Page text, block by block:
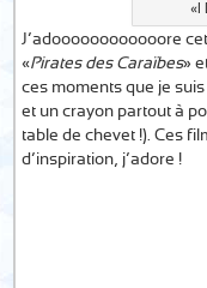
«I
J’adoooooooooooore
«Pirates des Caraïbes»
ces moments que je
et un crayon partout à
table de chevet !). Ces
d’inspiration, j’adore !